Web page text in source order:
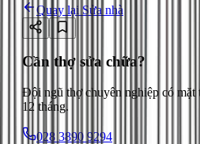
Quay lại Sửa nhà
Cần thợ sửa chữa?
Đội ngũ thợ chuyên nghiệp có mặt
12 tháng.
028 3890 9294